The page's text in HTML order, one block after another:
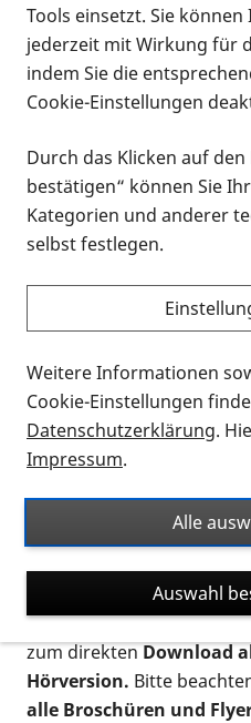
Infomaterial
Infomaterial
Vorlesen
Alle Infomaterialien
Formaten an einem Ort
Sie möchten wissen, wie
suchen und dieses
können? Schauen Sie sich
Thema Infomaterial auf
für blinde und
Auf dieser Seite finden Sie
Ort. Nutzen Sie den
nach Flyern und
suchen. Die meisten Flyer
verschiedenen Formaten
postalischen Bestellung
zum direktenDownload
Hörversion. Bitte
alle Broschüren und
Tools einsetzt. Sie
jederzeit mit Wirkung für
indem Sie die
Cookie-Einstellungen
Durch das Klicken auf
bestätigen“ können Sie
Kategorien und anderer
selbst festlegen.
Weitere Informationen
Cookie-Einstellungen
Datenschutzerklärung.
Impressum.
Alle
Auswahl